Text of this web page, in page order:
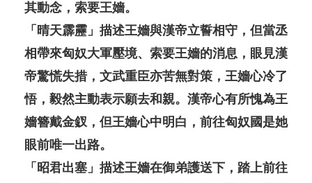
其動念，索要王嬙。
「晴天霹靂」描述王嬙與漢帝立誓相守，但當丞
相帶來匈奴大軍壓境、索要王嬙的消息，眼見漢
帝驚慌失措，文武重臣亦苦無對策，王嬙心冷了
悟，毅然主動表示願去和親。漢帝心有所愧為王
嬙簪戴金釵，但王嬙心中明白，前往匈奴國是她
眼前唯一出路。
「昭君出塞」描述王嬙在御弟護送下，踏上前往